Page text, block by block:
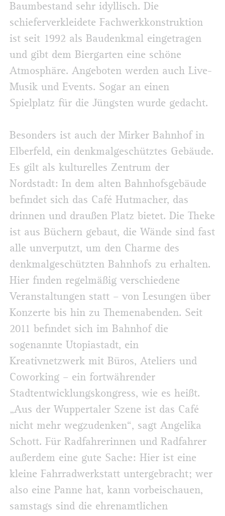
Baumbestand sehr idyllisch. Die
schieferverkleidete Fachwerkkonstruktion
ist seit 1992 als Baudenkmal eingetragen
und gibt dem Biergarten eine schöne
Atmosphäre. Angeboten werden auch Live-
Musik und Events. Sogar an einen
Spielplatz für die Jüngsten wurde gedacht.
Besonders ist auch der Mirker Bahnhof in
Elberfeld, ein denkmalgeschütztes Gebäude.
Es gilt als kulturelles Zentrum der
Nordstadt: In dem alten Bahnhofsgebäude
befindet sich das Café Hutmacher, das
drinnen und draußen Platz bietet. Die Theke
ist aus Büchern gebaut, die Wände sind fast
alle unverputzt, um den Charme des
denkmalgeschützten Bahnhofs zu erhalten.
Hier finden regelmäßig verschiedene
Veranstaltungen statt – von Lesungen über
Konzerte bis hin zu Themenabenden. Seit
2011 befindet sich im Bahnhof die
sogenannte Utopiastadt, ein
Kreativnetzwerk mit Büros, Ateliers und
Coworking – ein fortwährender
Stadtentwicklungskongress, wie es heißt.
„Aus der Wuppertaler Szene ist das Café
nicht mehr wegzudenken“, sagt Angelika
Schott. Für Radfahrerinnen und Radfahrer
außerdem eine gute Sache: Hier ist eine
kleine Fahrradwerkstatt untergebracht; wer
also eine Panne hat, kann vorbeischauen,
samstags sind die ehrenamtlichen